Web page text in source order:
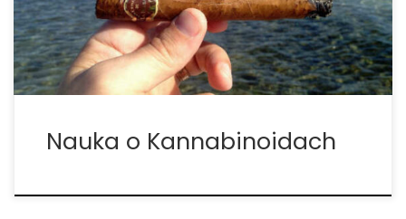
elementy? Kannabinoidy: chemicznie aktywne
związki znajdujące się […]
Nauka o Kannabinoidach